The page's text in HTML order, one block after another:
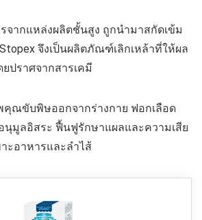
จากแหล่งผลิตชั้นสูง ถูกนำมาสกัดเข้ม
จึงเป็นผลิตภัณฑ์เลิกเหล้าที่ให้ผล
ปราศจากสารเคมี
คุณขับพิษออกจากร่างกาย ฟอกเลือด
นุมูลอิสระ ฟื้นฟูรักษาแผลและความเสีย
ะอาหารและลำไส้